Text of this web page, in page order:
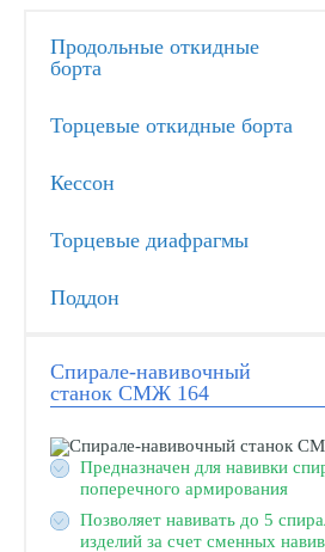
Продольные откидные
борта
Торцевые откидные борта
Кессон
Торцевые диафрагмы
Поддон
Спирале-навивочный
станок СМЖ 164
Предназначен для навивки
поперечного армирования
Позволяет навивать до 5
изделий за счет сменных